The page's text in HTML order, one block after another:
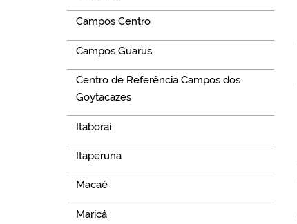
Campos Centro
Campos Guarus
Centro de Referência Campos dos
Goytacazes
Itaboraí
Itaperuna
Macaé
Maricá